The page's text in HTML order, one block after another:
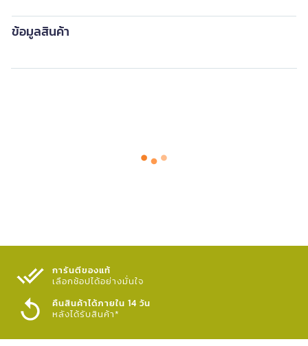
ข้อมูลสินค้า
การันตีของแท้
เลือกช้อปได้อย่างมั่นใจ​
คืนสินค้าได้ภายใน 14 วัน
หลังได้รับสินค้า*